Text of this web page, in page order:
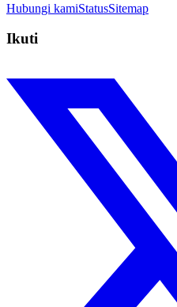
Hubungi kamiStatusSitemap
Ikuti